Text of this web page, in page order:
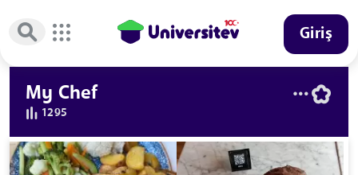
Giriş
My Chef
1295